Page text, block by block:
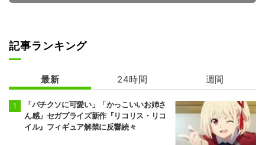
記事ランキング
最新 24時間 週間
「バチクソに可愛い」「かっこいいお姉さ
ん感」セガプライズ新作『リコリス・リコ
イル』フィギュア解禁に反響続々